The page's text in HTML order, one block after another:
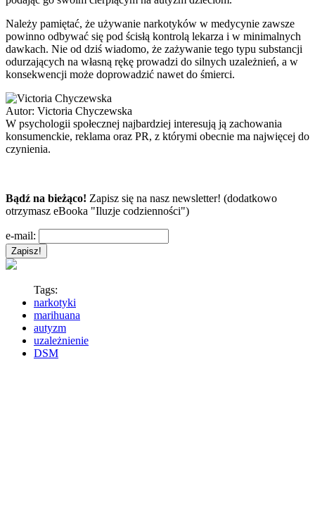
Należy pamiętać, że używanie narkotyków w medycynie zawsze
powinno odbywać się pod ścisłą kontrolą lekarza i w minimalnych
dawkach. Nie od dziś wiadomo, że zażywanie tego typu substancji
odurzających na własną rękę prowadzi do silnych uzależnień, a w
konsekwencji może doprowadzić nawet do śmierci.
Autor: Victoria Chyczewska
W psychologii społecznej najbardziej interesują ją zachowania
konsumenckie, reklama oraz PR, z którymi obecnie ma najwięcej do
czynienia.
Bądź na bieżąco! Zapisz się na nasz newsletter! (dodatkowo
otrzymasz eBooka "Iluzje codzienności")
e-mail:
Tags:
narkotyki
marihuana
autyzm
uzależnienie
DSM